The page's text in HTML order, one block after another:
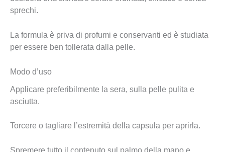
sprechi.
La formula è priva di profumi e conservanti ed è studiata
per essere ben tollerata dalla pelle.
Modo d’uso
Applicare preferibilmente la sera, sulla pelle pulita e
asciutta.
Torcere o tagliare l’estremità della capsula per aprirla.